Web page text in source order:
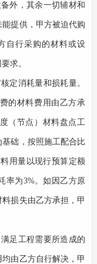
外，其余一切辅材和
提供，甲方被迫代购
自行采购的材料或设
求。
定消耗量和损耗量。
的材料费用由乙方承
（节点）材料盘点工
础，按照施工配合比
用量以现行预算定额
率为3%。如因乙方原
损失由乙方承担，甲
足工程需要所造成的
由乙方自行解决，甲